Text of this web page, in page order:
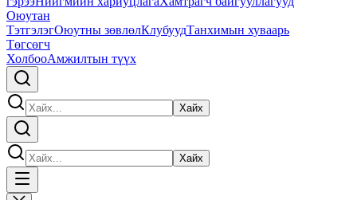
Оюутан
ТэтгэлэгОюутны зөвлөлКлубуудТанхимын хуваарь
Төгсөгч
ХолбооАмжилтын түүх
Хайх
Хайх